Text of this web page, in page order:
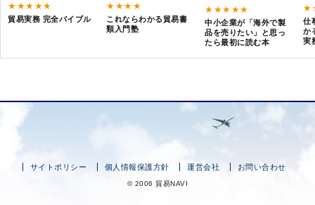
★★★★★
貿易実務 完全バイブル
★★★★
これならわかる貿易書
類入門塾
★★★★★
中小企業が「海外で製
品を売りたい」と思っ
たら最初に読む本
仕
か
実
サイトポリシー 個人情報保護方針 運営会社 お問い合わせ
© 2006 貿易NAVI